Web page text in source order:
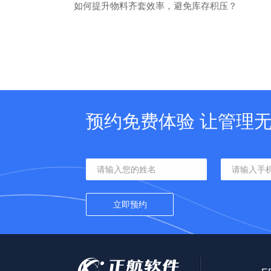
如何提升物料齐套效率，避免库存积压？
预约免费体验 让管理